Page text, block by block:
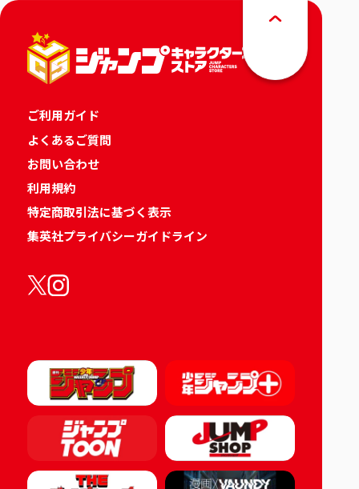
ご利用ガイド
よくあるご質問
お問い合わせ
利用規約
特定商取引法に基づく表示
集英社プライバシーガイドライン